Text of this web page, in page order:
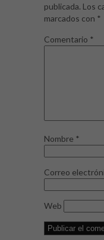
publicada. Los
marcados con *
Comentario *
Nombre *
Correo
Web